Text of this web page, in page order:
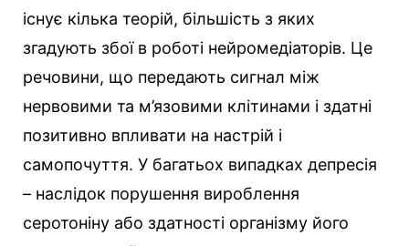
існує кілька теорій, більшість з яких
згадують збої в роботі нейромедіаторів. Це
речовини, що передають сигнал між
нервовими та м’язовими клітинами і здатні
позитивно впливати на настрій і
самопочуття. У багатьох випадках депресія
– наслідок порушення вироблення
серотоніну або здатності організму його